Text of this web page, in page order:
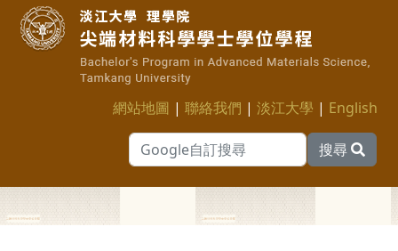
網站地圖 |聯絡我們 |淡江大學 | English
搜尋